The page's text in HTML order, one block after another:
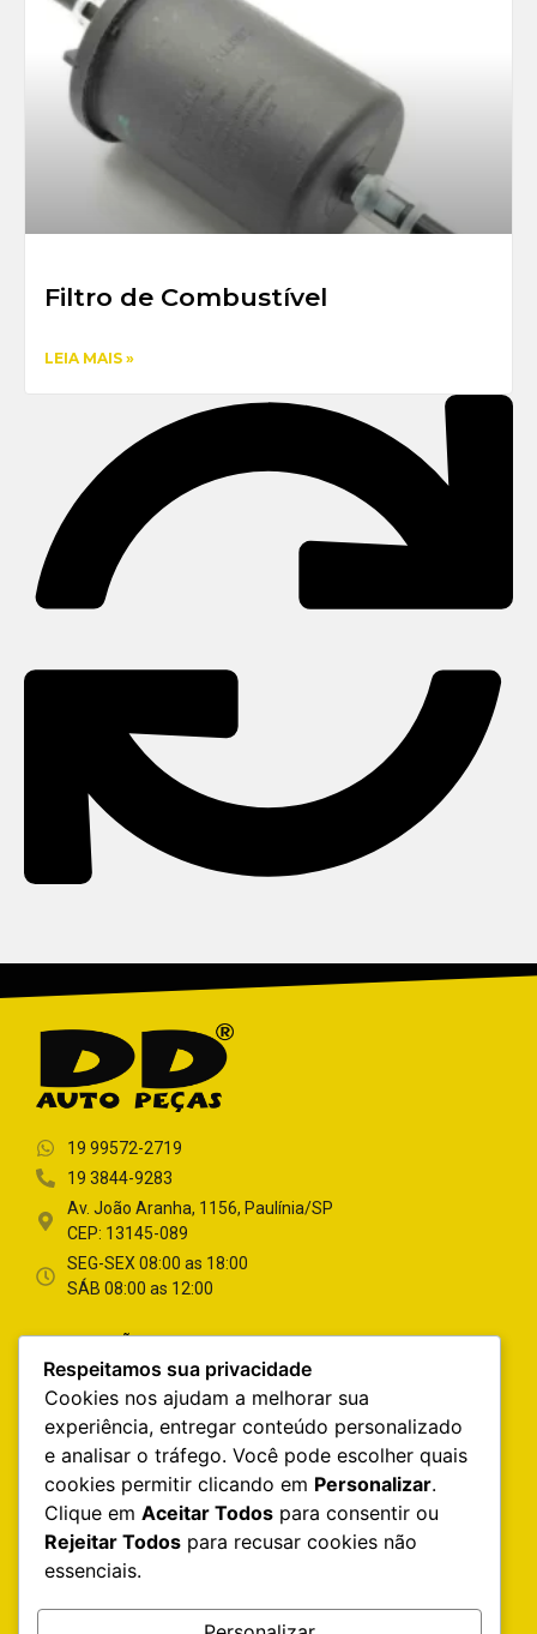
Filtro de Combustível
LEIA MAIS »
19 99572-2719
19 3844-9283
Av. João Aranha, 1156, Paulínia/SP
CEP: 13145-089
SEG-SEX 08:00 as 18:00
SÁB 08:00 as 12:00
INFORMAÇÕES DO SITE
Home
Quem Somos
Catálogo
Contato
Precisando de Bateria?
Respeitamos sua privacidade
Cookies nos ajudam a melhorar sua
experiência, entregar conteúdo personalizado
e analisar o tráfego. Você pode escolher quais
cookies permitir clicando em Personalizar.
Clique em Aceitar Todos para consentir ou
Rejeitar Todos para recusar cookies não
essenciais.